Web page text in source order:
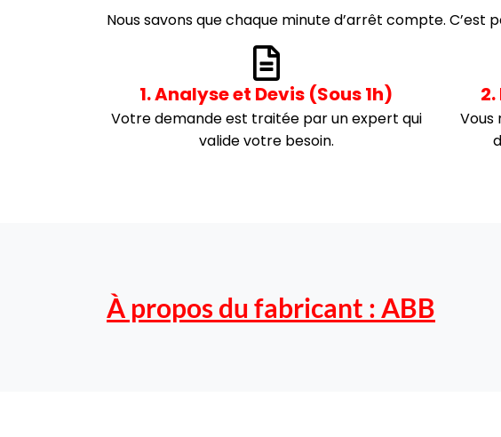
Nous savons que chaque minute d’arrêt compte.
1. Analyse et Devis (Sous 1h)
Votre demande est traitée par un expert qui
valide votre besoin.
Vous
À propos du fabricant : ABB